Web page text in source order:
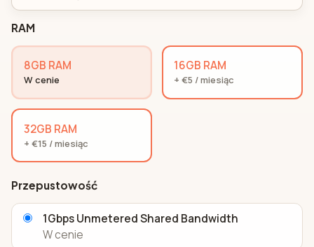
RAM
8GB RAM
W cenie
16GB RAM
+ €5 / miesiąc
32GB RAM
+ €15 / miesiąc
Przepustowość
1Gbps Unmetered Shared Bandwidth
W cenie